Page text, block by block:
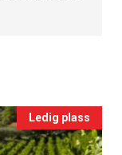
Ledig plass